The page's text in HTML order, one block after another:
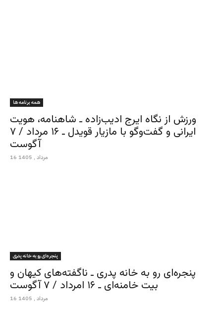
همه برنامه ها
ورزش از نگاه ایرج ادیب‌زاده ـ شاهنامه، هویت
ایرانی و گفت‌وگو با مازیار قویدل ـ ۱۶ مرداد / ۷
آگوست
16 مرداد , 1405
پنجره‌ای رو به خانه پدری
پنجره‌ای رو به خانه پدری ـ ناگفته‌های کیهان و
بیت خامنه‌ای ـ ۱۶ امرداد / ۷ آگوست
16 مرداد , 1405